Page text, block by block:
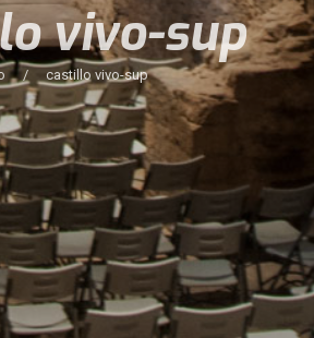
vivo-sup
/ castillo vivo-sup